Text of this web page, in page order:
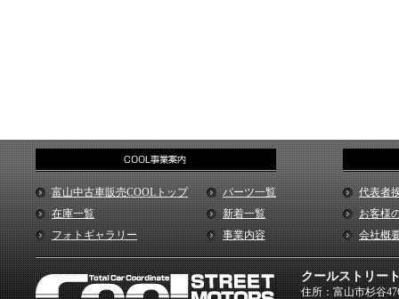
富山中古車販売COOLトップ
パーツ一覧
在庫一覧
新着一覧
フォトギャラリー
事業内容
代表者
お客様
会社概
クールストリー
住所：富山市杉谷